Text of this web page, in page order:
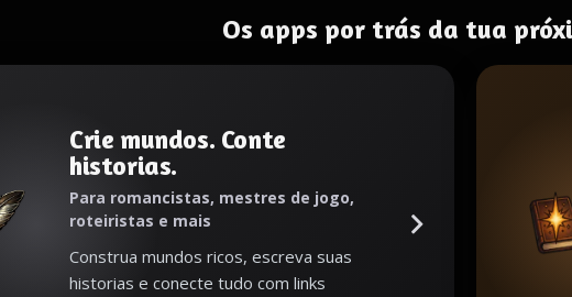
Os apps por trás da tua
Crie mundos. Conte
historias.
Para romancistas, mestres de jogo,
roteiristas e mais
Construa mundos ricos, escreva suas
historias e conecte tudo com links